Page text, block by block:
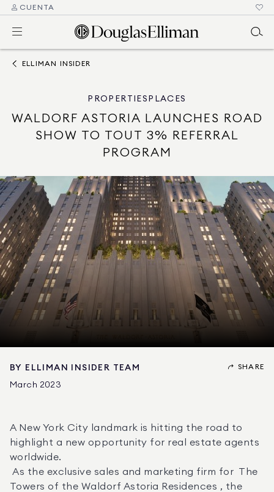
CUENTA
ELLIMAN INSIDER
PROPERTIES PLACES
WALDORF ASTORIA LAUNCHES ROAD
SHOW TO TOUT 3% REFERRAL
PROGRAM
BY
ELLIMAN INSIDER TEAM
March 2023
SHARE
A New York City landmark is hitting the road to
highlight a new opportunity for real estate agents
worldwide.
As the exclusive sales and marketing firm for  The
Towers of the Waldorf Astoria Residences , the